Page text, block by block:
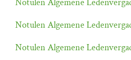
Notulen Algemene
Notulen Algemene